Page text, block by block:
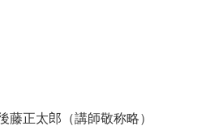
正太郎（講師敬称略）